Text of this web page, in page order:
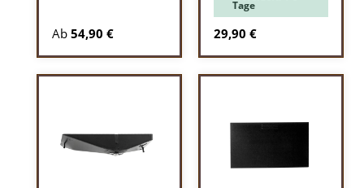
Ab 54,90 €
Tage
Regulärer Preis:
29,90 €